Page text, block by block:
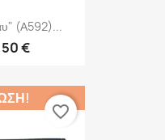
(Α592)...
€
favorite_border